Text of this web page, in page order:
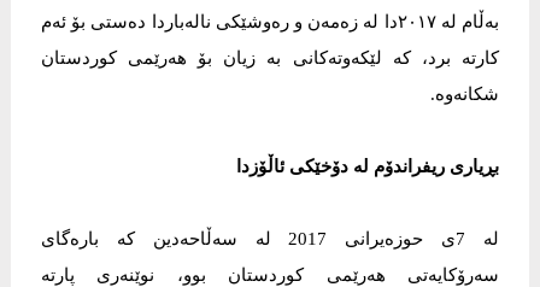
بەڵام لە ٢٠١٧دا لە زەمەن و رەوشێکى نالەباردا دەستى بۆ ئەم
کارتە برد، کە لێکەوتەکانى بە زیان بۆ هەرێمى کوردستان
شکانەوە.
بڕیارى ریفراندۆم لە دۆخێکى ئاڵۆزدا
له‌ 7ی حوزه‌یرانی 2017 لە سەڵاحەدین کە باره‌گای
سه‌رۆکایه‌تی هه‌رێمی کوردستان بوو، نوێنەری پارتە